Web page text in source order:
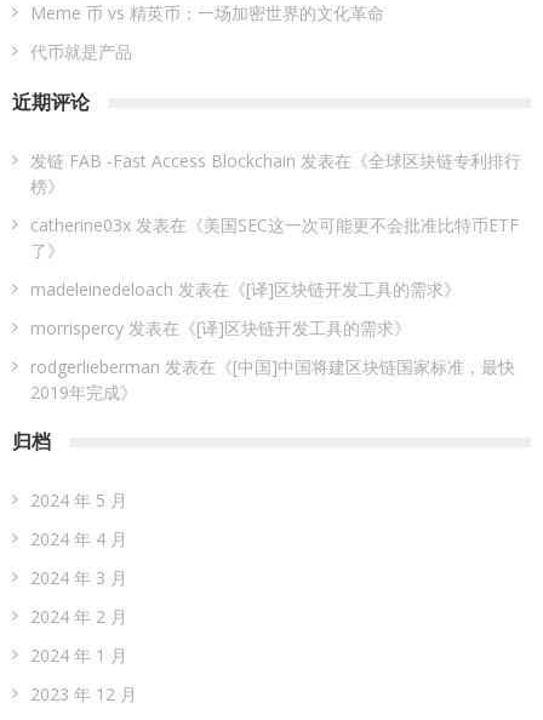
Meme 币 vs 精英币：一场加密世界的文化革命
代币就是产品
近期评论
发链 FAB -Fast Access Blockchain 发表在《全球区块链专利排行
榜》
catherine03x 发表在《美国SEC这一次可能更不会批准比特币ETF
了》
madeleinedeloach 发表在《[译]区块链开发工具的需求》
morrispercy 发表在《[译]区块链开发工具的需求》
rodgerlieberman 发表在《[中国]中国将建区块链国家标准，最快
2019年完成》
归档
2024 年 5 月
2024 年 4 月
2024 年 3 月
2024 年 2 月
2024 年 1 月
2023 年 12 月